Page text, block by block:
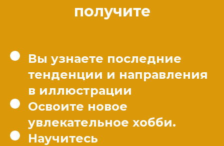
получите
Вы узнаете последние
тенденции и направления
в иллюстрации
Освоите новое
увлекательное хобби.
Научитесь